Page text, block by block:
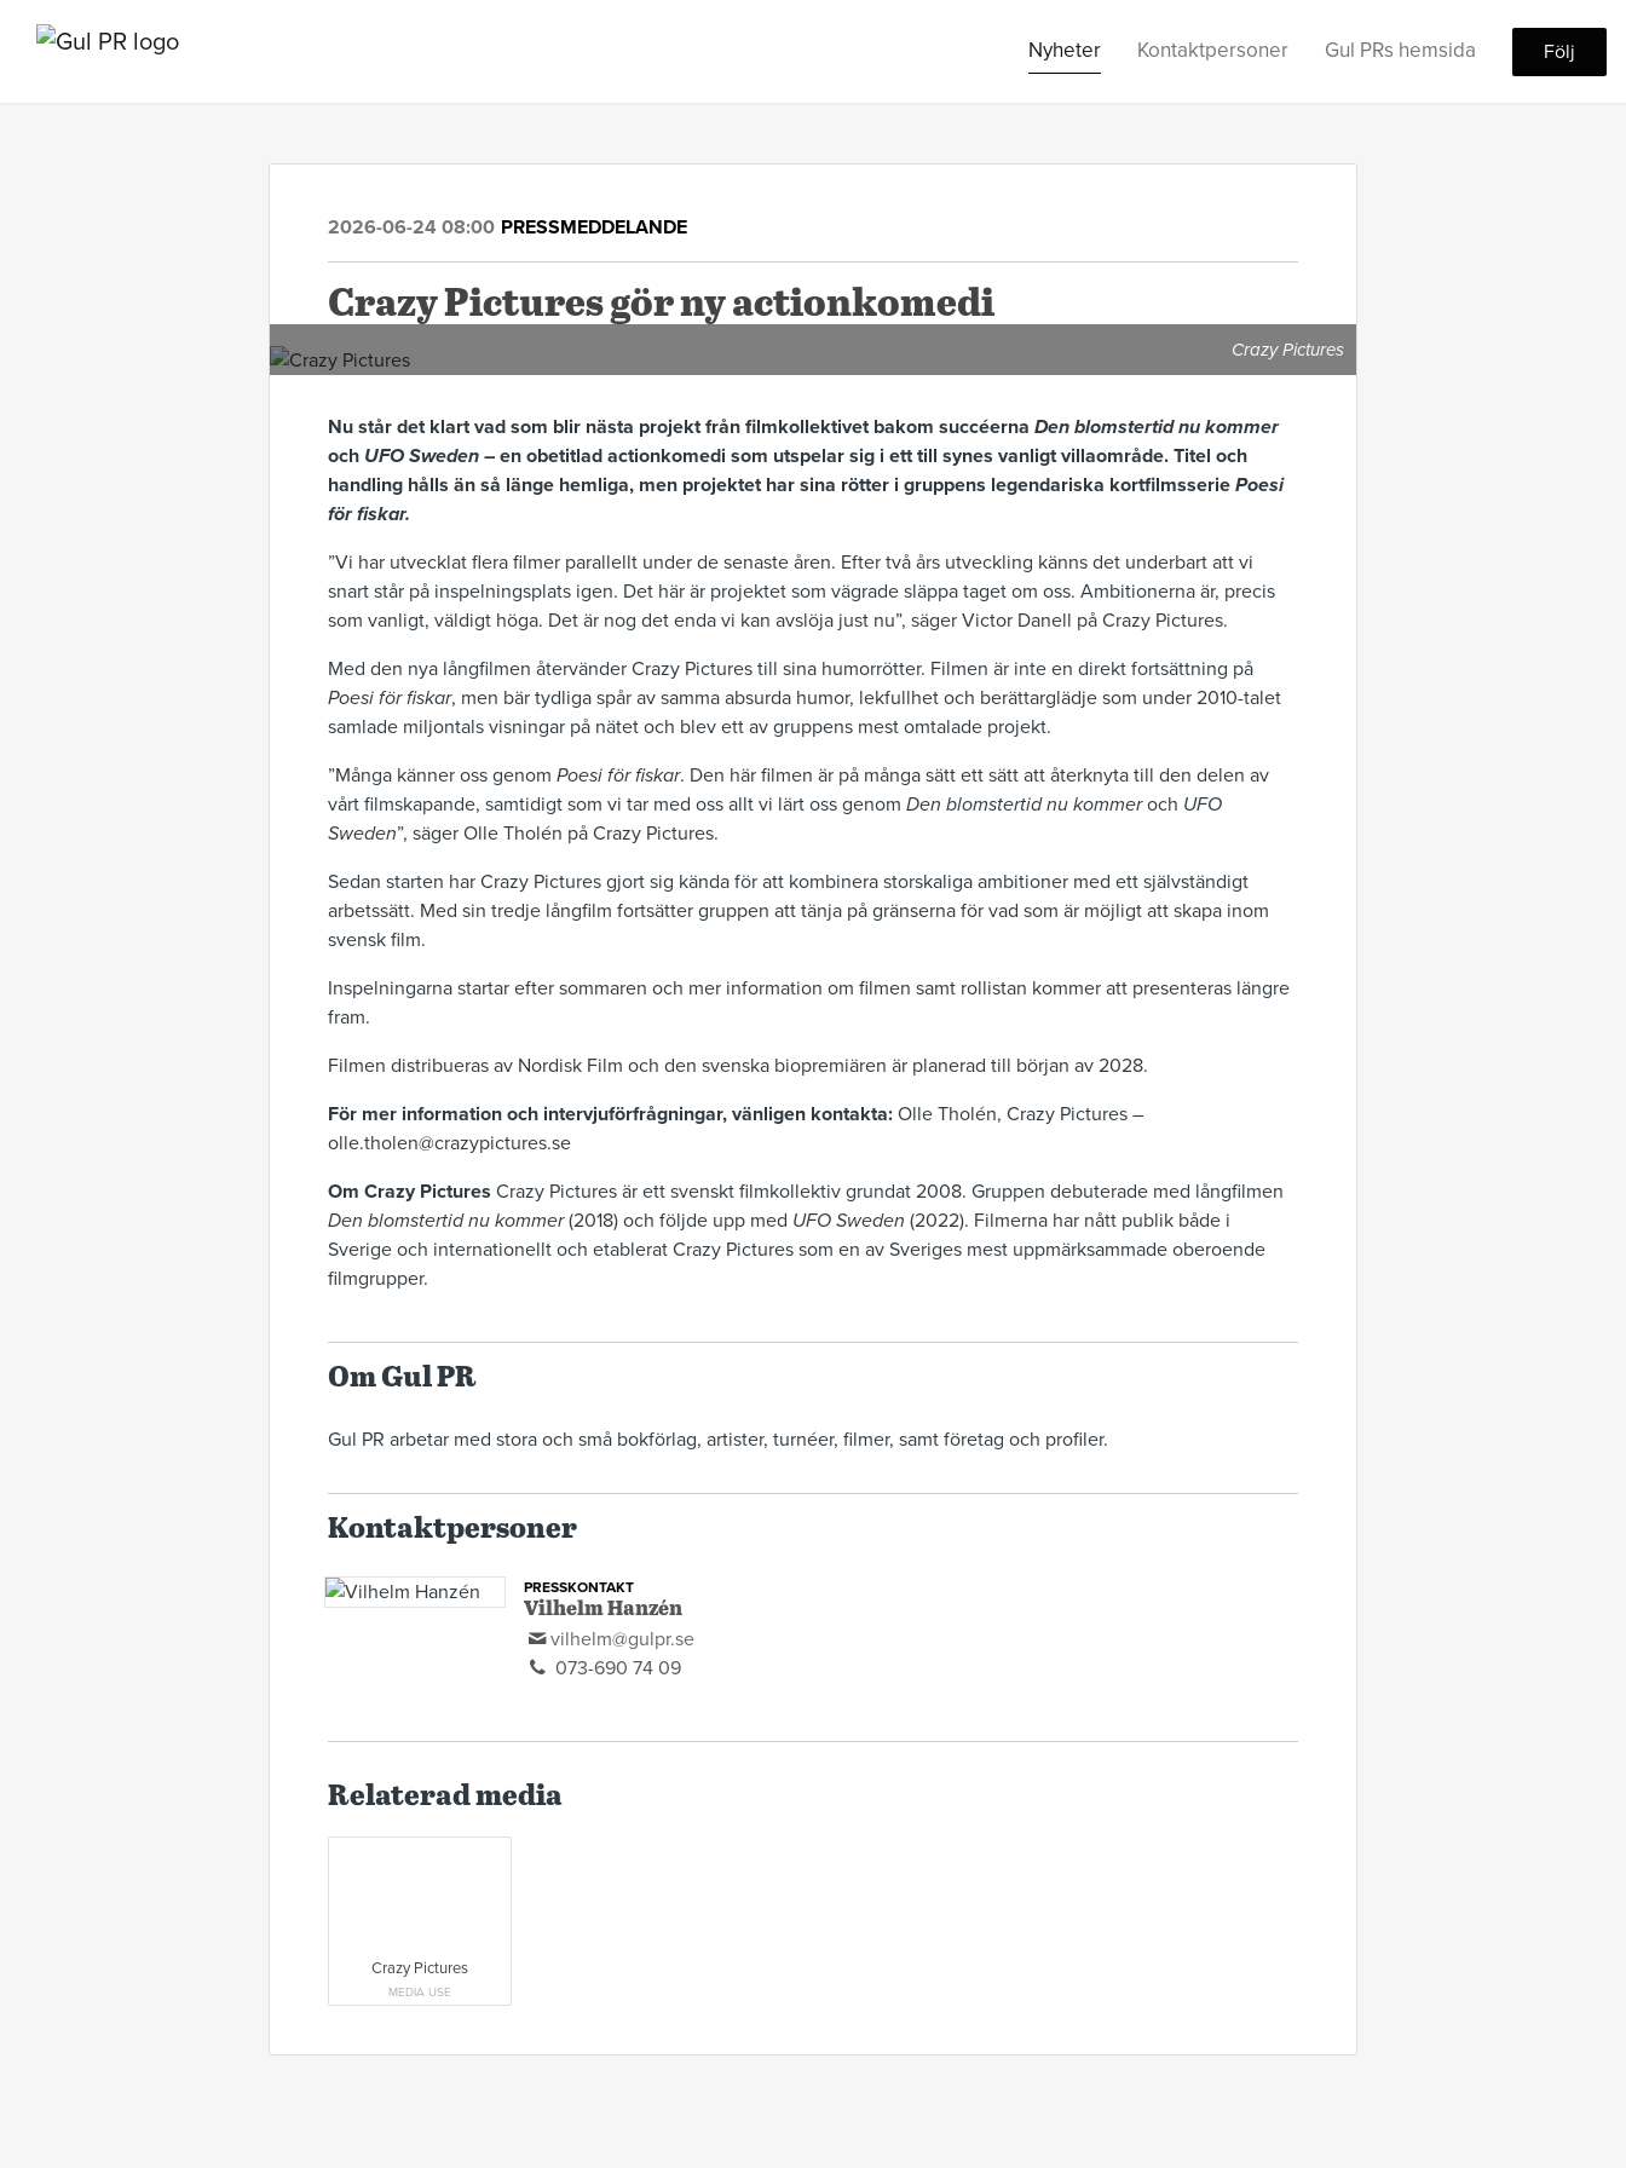
Nyheter Kontaktpersoner Gul PRs hemsida Följ
2026-06-24 08:00 PRESSMEDDELANDE
Crazy Pictures gör ny actionkomedi
Crazy Pictures
Nu står det klart vad som blir nästa projekt från filmkollektivet bakom succéerna Den blomstertid nu kommer
och UFO Sweden – en obetitlad actionkomedi som utspelar sig i ett till synes vanligt villaområde. Titel och
handling hålls än så länge hemliga, men projektet har sina rötter i gruppens legendariska kortfilmsserie Poesi
för fiskar.
”Vi har utvecklat flera filmer parallellt under de senaste åren. Efter två års utveckling känns det underbart att vi
snart står på inspelningsplats igen. Det här är projektet som vägrade släppa taget om oss. Ambitionerna är, precis
som vanligt, väldigt höga. Det är nog det enda vi kan avslöja just nu”, säger Victor Danell på Crazy Pictures.
Med den nya långfilmen återvänder Crazy Pictures till sina humorrötter. Filmen är inte en direkt fortsättning på
Poesi för fiskar, men bär tydliga spår av samma absurda humor, lekfullhet och berättarglädje som under 2010-talet
samlade miljontals visningar på nätet och blev ett av gruppens mest omtalade projekt.
”Många känner oss genom Poesi för fiskar. Den här filmen är på många sätt ett sätt att återknyta till den delen av
vårt filmskapande, samtidigt som vi tar med oss allt vi lärt oss genom Den blomstertid nu kommeroch UFO
Sweden”, säger Olle Tholén på Crazy Pictures.
Sedan starten har Crazy Pictures gjort sig kända för att kombinera storskaliga ambitioner med ett självständigt
arbetssätt. Med sin tredje långfilm fortsätter gruppen att tänja på gränserna för vad som är möjligt att skapa inom
svensk film.
Inspelningarna startar efter sommaren och mer information om filmen samt rollistan kommer att presenteras längre
fram.
Filmen distribueras av Nordisk Film och den svenska biopremiären är planerad till början av 2028.
För mer information och intervjuförfrågningar, vänligen kontakta: Olle Tholén, Crazy Pictures –
olle.tholen@crazypictures.se
Om Crazy Pictures Crazy Pictures är ett svenskt filmkollektiv grundat 2008. Gruppen debuterade med långfilmen
Den blomstertid nu kommer(2018) och följde upp med UFO Sweden (2022). Filmerna har nått publik både i
Sverige och internationellt och etablerat Crazy Pictures som en av Sveriges mest uppmärksammade oberoende
filmgrupper.
Om Gul PR
Gul PR arbetar med stora och små bokförlag, artister, turnéer, filmer, samt företag och profiler.
Kontaktpersoner
PRESSKONTAKT
Vilhelm Hanzén
vilhelm@gulpr.se
073-690 74 09
Relaterad media
Crazy Pictures
MEDIA USE